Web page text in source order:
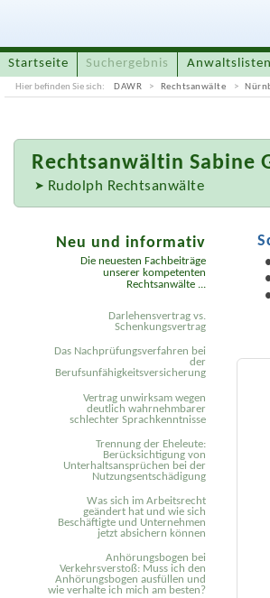
Startseite Suchergebnis Anwaltslisten
Hier befinden Sie sich: DAWR Rechtsanwälte
RechtsanwältinSabine
Rudolph Rechtsanwälte
Neu und informativ
Die neuesten Fachbeiträge
unserer kompetenten
Rechtsanwälte ...
Darlehensvertrag vs.
Schenkungsvertrag
Das Nachprüfungsverfahren bei
der
Berufsunfähigkeitsversicherung
Vertrag unwirksam wegen
deutlich wahrnehmbarer
schlechter Sprachkenntnisse
Trennung der Eheleute:
Berücksichtigung von
Unterhaltsansprüchen bei der
Nutzungsentschädigung
Was sich im Arbeitsrecht
geändert hat und wie sich
Beschäftigte und Unternehmen
jetzt absichern können
Anhörungsbogen bei
Verkehrsverstoß: Muss ich den
Anhörungsbogen ausfüllen und
wie verhalte ich mich am besten?